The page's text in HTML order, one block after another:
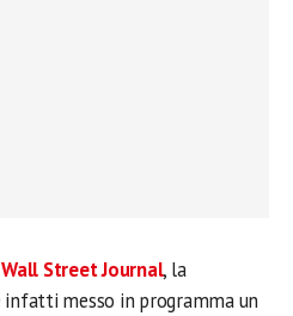
Street Journal, la
messo in programma un